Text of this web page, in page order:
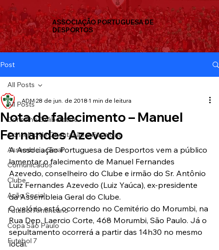
ASSOCIAÇÃO PORTUGUESA DE
DESPORTOS
Post
All Posts
Conselho Deliberativo
Conselho de Orientação e Fiscalizaç
Assembleia Geral
Comunicados
Clube
Ação Social
Futebol Americano
Copa São Paulo
Futebol 7
All Posts
Nota de falecimento – Manuel
Fernandes Azevedo
ADM 28 de jun. de 2018 1 min de leitura
A Associação Portuguesa de Desportos vem a público
lamentar o falecimento de Manuel Fernandes
Azevedo, conselheiro do Clube e irmão do Sr. Antônio
Luiz Fernandes Azevedo (Luiz Yaúca), ex-presidente
da Assembleia Geral do Clube.
O velório está ocorrendo no Cemitério do Morumbi, na
Rua Dep. Laercio Corte, 468 Morumbi, São Paulo. Já o
sepultamento ocorrerá a partir das 14h30 no mesmo
local.